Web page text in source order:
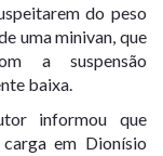
do peso
uma minivan, que
a suspensão
baixa.
informou que
em Dionísio